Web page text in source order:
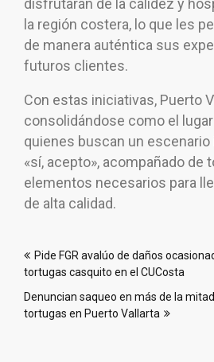
disfrutarán de la calidez y
la región costera, lo que les
de manera auténtica sus
futuros clientes.
Con estas iniciativas, Puerto
consolidándose como el
quienes buscan un escenario
«sí, acepto», acompañado de
elementos necesarios para
de alta calidad.
de
entradas
Pide FGR avalúo de daños
tortugas casquito en el CUCosta
Denuncian saqueo en más de la
tortugas en Puerto Vallarta